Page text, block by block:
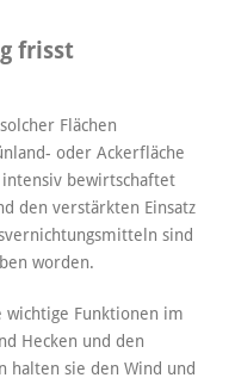
frisst
Flächen
oder Ackerfläche
bewirtschaftet
den verstärkten Einsatz
sind
worden.
wichtige Funktionen im
Hecken und den
halten sie den Wind und